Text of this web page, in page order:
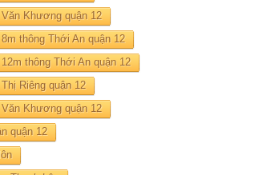
Khương quận 12
thông Thới An quận 12
thông Thới An quận 12
Riêng quận 12
Khương quận 12
quận 12